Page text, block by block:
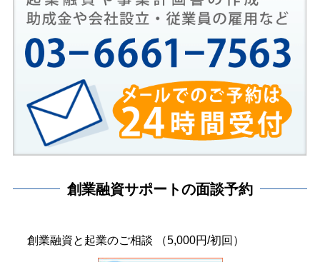
創業融資サポートの面談予約
創業融資と起業のご相談 （5,000円/初回）